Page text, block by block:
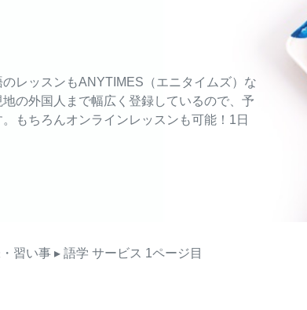
レッスンもANYTIMES（エニタイムズ）な
の外国人まで幅広く登録しているので、予
もちろんオンラインレッスンも可能！1日
習い事 ▸ 語学 サービス 1ページ目